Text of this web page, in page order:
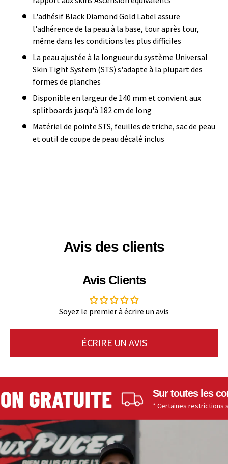
L'adhésif Black Diamond Gold Label assure
l'adhérence de la peau à la base, tour après tour,
même dans les conditions les plus difficiles
La peau ajustée à la longueur du système Universal
Skin Tight System (STS) s'adapte à la plupart des
formes de planches
Disponible en largeur de 140 mm et convient aux
splitboards jusqu'à 182 cm de long
Matériel de pointe STS, feuilles de triche, sac de peau
et outil de coupe de peau décalé inclus
Avis des clients
Avis Clients
Soyez le premier à écrire un avis
ÉCRIRE UN AVIS
GRATUITE Sur toutes les
* Certaines restrictions